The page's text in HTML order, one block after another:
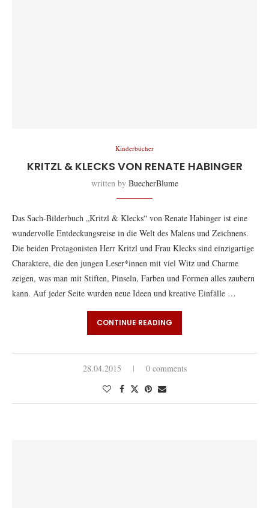
Kinderbücher
KRITZL & KLECKS VON RENATE HABINGER
written by BuecherBlume
Das Sach-Bilderbuch „Kritzl & Klecks“ von Renate Habinger ist eine
wundervolle Entdeckungsreise in die Welt des Malens und Zeichnens.
Die beiden Protagonisten Herr Kritzl und Frau Klecks sind einzigartige
Charaktere, die den jungen Leser*innen mit viel Witz und Charme
zeigen, was man mit Stiften, Pinseln, Farben und Formen alles zaubern
kann. Auf jeder Seite wurden neue Ideen und kreative Einfälle …
CONTINUE READING
28.04.2015 0 comments